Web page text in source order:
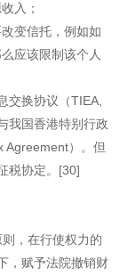
入；
变信托，例如如
应该限制该个人
交换协议（TIEA,
我国香港特别行政
Agreement）。但
税协定。[30]
，在行使权力的
，赋予法院撤销财